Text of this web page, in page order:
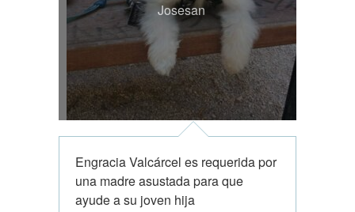
Josesan
Engracia Valcárcel es requerida por
una madre asustada para que
ayude a su joven hija